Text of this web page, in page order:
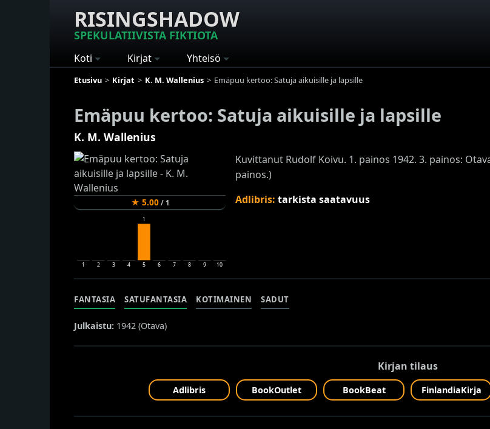
RISINGSHADOW
SPEKULATIIVISTA FIKTIOTA
Koti Kirjat Yhteisö
Etusivu Kirjat K. M. Wallenius Emäpuu kertoo: Satuja aikuisille ja lapsille
Emäpuu kertoo: Satuja aikuisille ja lapsille
K. M. Wallenius
★ 5.00/ 1
1 2 3 4
1
5 6 7 8 9 10
Kuvittanut Rudolf Koivu. 1. painos 1942. 3. painos:
painos.)
Adlibris: tarkista saatavuus
FANTASIA SATUFANTASIA KOTIMAINEN SADUT
Julkaistu: 1942 (Otava)
Kirjan tilaus
Adlibris BookOutlet BookBeat FinlandiaKirja